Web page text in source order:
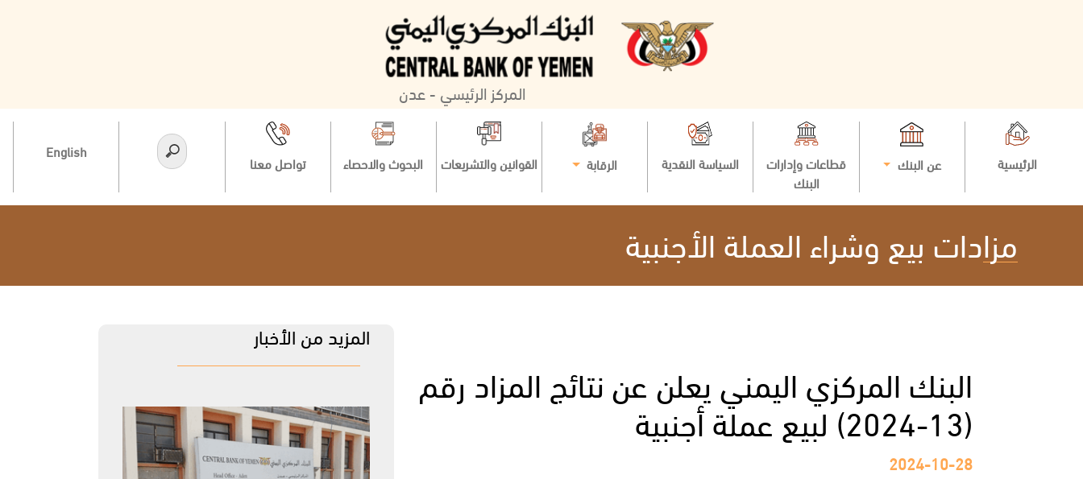
المركز الرئيسي - عدن
الرئيسية عن البنك
قطاعات وإدارات
البنك
السياسة النقدية الرقابة القوانين والتشريعات البحوث والاحصاء تواصل معنا
English
مزادات بيع وشراء العملة الأجنبية
البنك المركزي اليمني يعلن عن نتائج المزاد رقم
(13-2024) لبيع عملة أجنبية
2024-10-28
المزيد من الأخبار